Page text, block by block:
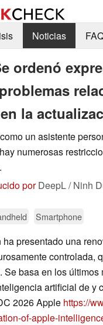
Noticias
ordenó
la
un asistente
numerosas
porDeepL / Ninh
Smartphone
presentado una
controlada,
Se basa en los últimos
artificial de y
2026 Apple https://
of-apple-